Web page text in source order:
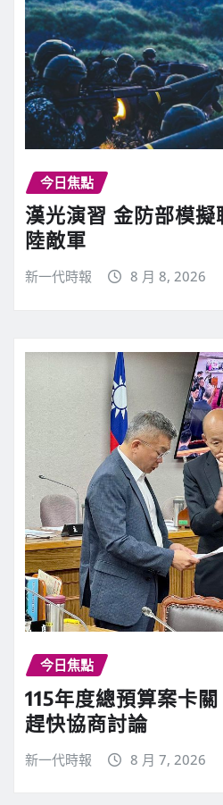
今日焦點
漢光演習 金防部模
陸敵軍
新一代時報 8 月 8, 2026
今日焦點
115年度總預算案卡
趕快協商討論
新一代時報 8 月 7, 2026